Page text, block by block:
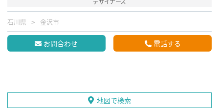
石川県 金沢市
お問合わせ 電話する
地図で検索